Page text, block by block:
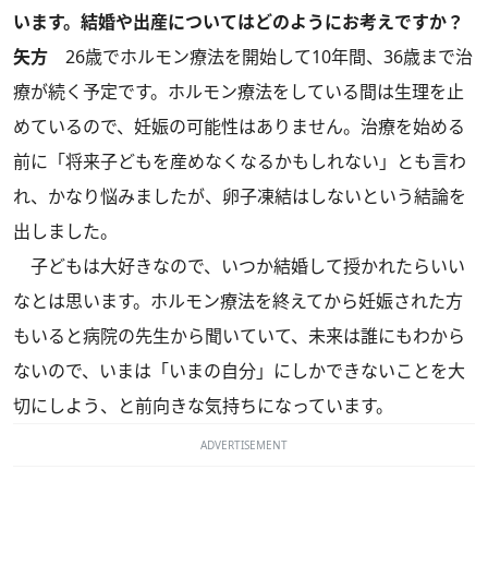
います。結婚や出産についてはどのようにお考えですか？
矢方 26歳でホルモン療法を開始して10年間、36歳まで治
療が続く予定です。ホルモン療法をしている間は生理を止
めているので、妊娠の可能性はありません。治療を始める
前に「将来子どもを産めなくなるかもしれない」とも言わ
れ、かなり悩みましたが、卵子凍結はしないという結論を
出しました。
子どもは大好きなので、いつか結婚して授かれたらいい
なとは思います。ホルモン療法を終えてから妊娠された方
もいると病院の先生から聞いていて、未来は誰にもわから
ないので、いまは「いまの自分」にしかできないことを大
切にしよう、と前向きな気持ちになっています。
ADVERTISEMENT